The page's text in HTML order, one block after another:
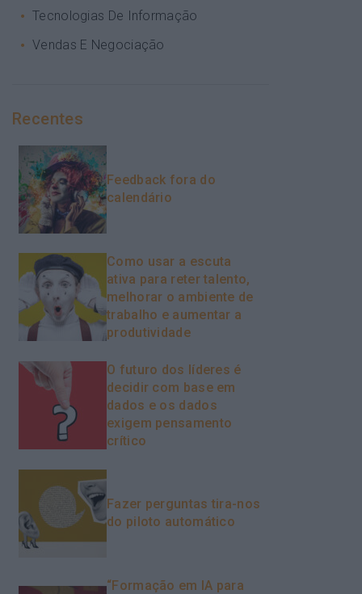
Tecnologias De Informação
Vendas E Negociação
Recentes
Feedback fora do
calendário
Como usar a escuta
ativa para reter talento,
melhorar o ambiente de
trabalho e aumentar a
produtividade
O futuro dos líderes é
decidir com base em
dados e os dados
exigem pensamento
crítico
Fazer perguntas tira-nos
do piloto automático
“Formação em IA para